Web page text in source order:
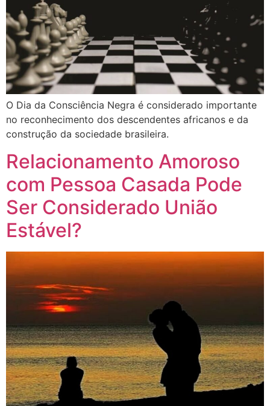
O Dia da Consciência Negra é considerado importante
no reconhecimento dos descendentes africanos e da
construção da sociedade brasileira.
Relacionamento Amoroso
com Pessoa Casada Pode
Ser Considerado União
Estável?